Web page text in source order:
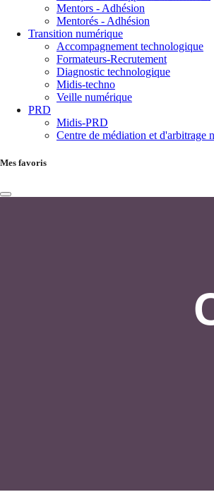
Mentors - Adhésion
Mentorés - Adhésion
Transition numérique
Accompagnement technologique
Formateurs-Recrutement
Diagnostic technologique
Midis-techno
Veille numérique
PRD
Midis-PRD
Centre de médiation et
Mes favoris